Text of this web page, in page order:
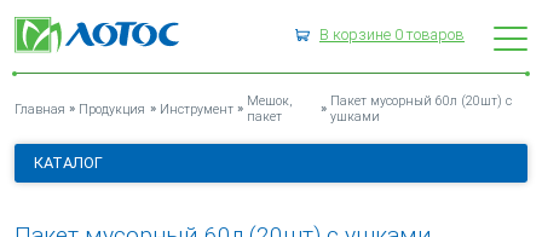
В корзине 0товаров
ПАКЕТ МУСОРНЫЙ 60Л (20ШТ) С УШКАМИ
Главная » Продукция » Инструмент » Мешок,
пакет
» Пакет мусорный 60л (20шт) с
ушками
КАТАЛОГ